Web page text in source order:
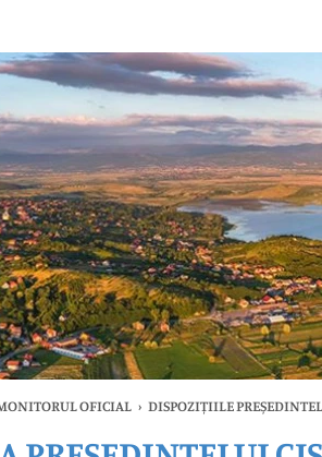
OFICIAL › DISPOZIȚIILE